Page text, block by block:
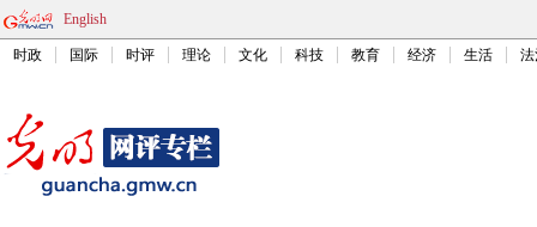
English
时政 国际 时评 理论 文化 科技 教育 经济 生活